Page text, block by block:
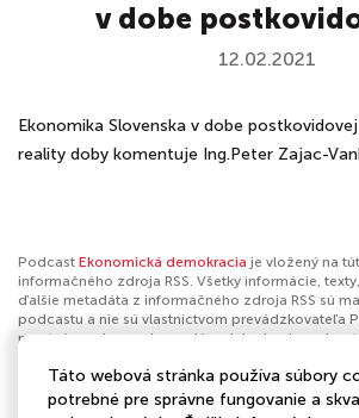
v dobe
12.02.2021
Ekonomika Slovenska v dobe
reality doby komentuje Ing.Peter Zajac-
Podcast Ekonomická demokracia je vložený na
informačného zdroja RSS. Všetky informácie,
ďalšie metadáta z informačného zdroja RSS sú
podcastu a nie sú vlastníctvom prevádzkovateľa
nevytvára ani nezodpovedá za ich obsah
nahlásiť obsah. Ak je toto tvoj podcast a chceš
profilomklikni sem.
Táto webová stránka používa súbory
potrebné pre správne fungovanie a